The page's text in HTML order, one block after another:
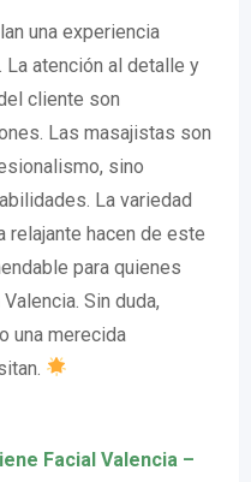
una experiencia
atención al detalle y
cliente son
Las masajistas son
sino
La variedad
hacen de este
para quienes
Sin duda,
una merecida
Facial Valencia –